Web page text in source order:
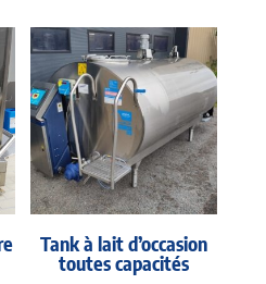
Tank à lait d’occasion
toutes capacités